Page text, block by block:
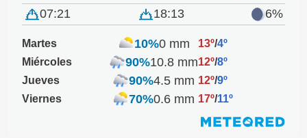
07:21 18:13 6%
Martes 10%0 mm 13º/4º
Miércoles
90%10.8 mm12º/8º
Jueves
90%4.5 mm 12º/9º
Viernes
70%0.6 mm 17º/11º